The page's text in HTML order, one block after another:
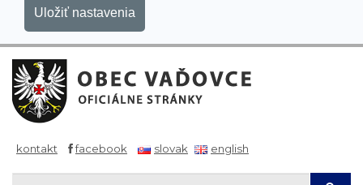
Uložiť nastavenia
kontakt facebook slovak english